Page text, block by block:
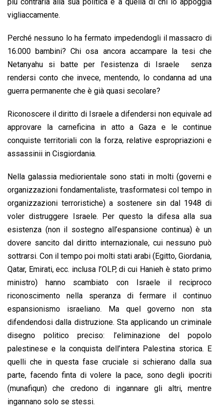
vigliaccamente.
Perché nessuno lo ha fermato impedendogli il massacro di
16.000 bambini? Chi osa ancora accampare la tesi che
Netanyahu si batte per l’esistenza di Israele senza
rendersi conto che invece, mentendo, lo condanna ad una
guerra permanente che è già quasi secolare?
Riconoscere il diritto di Israele a difendersi non equivale ad
approvare la carneficina in atto a Gaza e le continue
conquiste territoriali con la forza, relative espropriazioni e
assassinii in Cisgiordania.
Nella galassia mediorientale sono stati in molti (governi e
organizzazioni fondamentaliste, trasformatesi col tempo in
organizzazioni terroristiche) a sostenere sin dal 1948 di
voler distruggere Israele. Per questo la difesa alla sua
esistenza (non il sostegno all’espansione continua) è un
dovere sancito dal diritto internazionale, cui nessuno può
sottrarsi. Con il tempo poi molti stati arabi (Egitto, Giordania,
Qatar, Emirati, ecc. inclusa l’OLP, di cui Hanieh è stato primo
ministro) hanno scambiato con Israele il reciproco
riconoscimento nella speranza di fermare il continuo
espansionismo israeliano. Ma quel governo non sta
difendendosi dalla distruzione. Sta applicando un criminale
disegno politico preciso: l’eliminazione del popolo
palestinese e la conquista dell’intera Palestina storica. E
quelli che in questa fase cruciale si schierano dalla sua
parte, facendo finta di volere la pace, sono degli ipocriti
(munafiqun) che credono di ingannare gli altri, mentre
ingannano solo se stessi.